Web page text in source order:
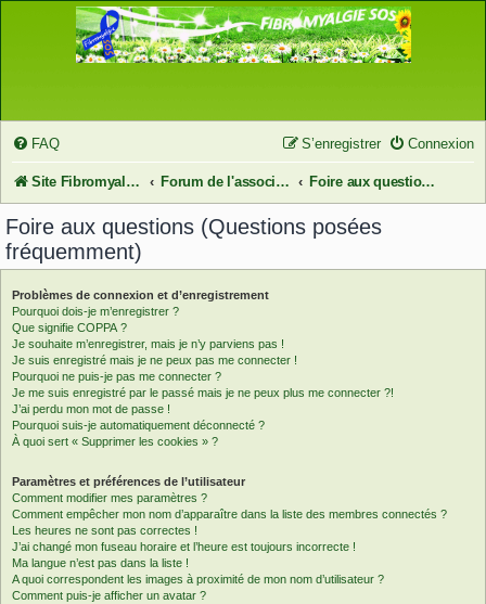
FAQ Connexion
S’enregistrer
Site FibromyalgieSOS Forum de l'association FibromyalgieSOS Foire aux questions (Questions posées fréquemment)
Foire aux questions (Questions posées
fréquemment)
Problèmes de connexion et d’enregistrement
Pourquoi dois-je m’enregistrer ?
Que signifie COPPA ?
Je souhaite m’enregistrer, mais je n’y parviens pas !
Je suis enregistré mais je ne peux pas me connecter !
Pourquoi ne puis-je pas me connecter ?
Je me suis enregistré par le passé mais je ne peux plus me connecter ?!
J’ai perdu mon mot de passe !
Pourquoi suis-je automatiquement déconnecté ?
À quoi sert « Supprimer les cookies » ?
Paramètres et préférences de l’utilisateur
Comment modifier mes paramètres ?
Comment empêcher mon nom d’apparaître dans la liste des membres connectés ?
Les heures ne sont pas correctes !
J’ai changé mon fuseau horaire et l’heure est toujours incorrecte !
Ma langue n’est pas dans la liste !
A quoi correspondent les images à proximité de mon nom d’utilisateur ?
Comment puis-je afficher un avatar ?